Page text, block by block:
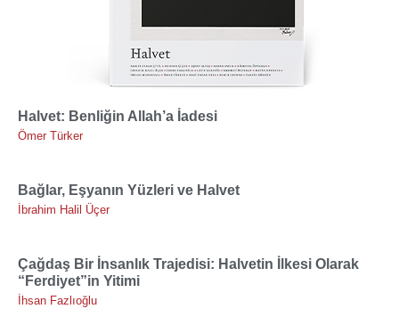
Halvet: Benliğin Allah’a İadesi
Ömer Türker
Bağlar, Eşyanın Yüzleri ve Halvet
İbrahim Halil Üçer
Çağdaş Bir İnsanlık Trajedisi: Halvetin İlkesi Olarak
“Ferdiyet”in Yitimi
İhsan Fazlıoğlu